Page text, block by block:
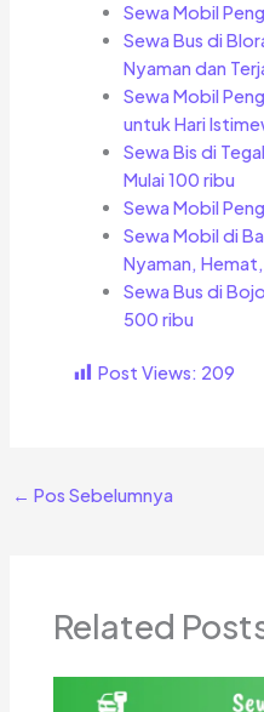
Sewa Mobil
Sewa Bus di
Nyaman dan
Sewa Mobil
untuk Hari
Sewa Bis di
Mulai 100 ribu
Sewa Mobil
Sewa Mobil di
Nyaman,
Sewa Bus di
500 ribu
Post Views: 209
← Pos Sebelumnya
Related